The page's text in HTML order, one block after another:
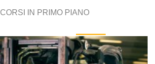
CORSI IN PRIMO PIANO